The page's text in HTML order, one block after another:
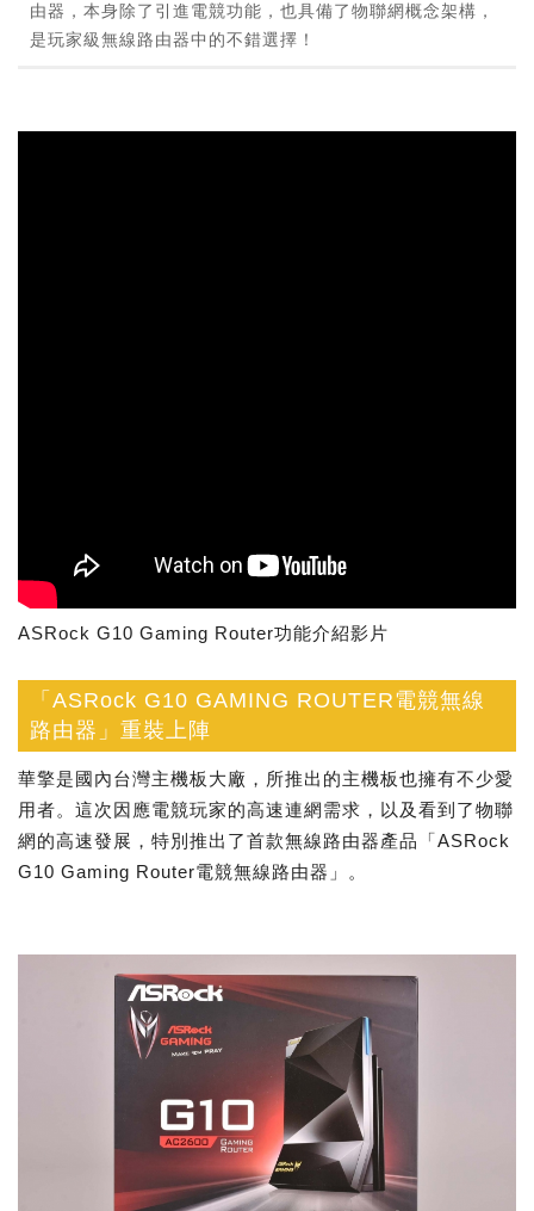
由器，本身除了引進電競功能，也具備了物聯網概念架構，
是玩家級無線路由器中的不錯選擇！
ASRock G10 Gaming Router功能介紹影片
「ASRock G10 GAMING ROUTER電競無線
路由器」重裝上陣
華擎是國內台灣主機板大廠，所推出的主機板也擁有不少愛
用者。這次因應電競玩家的高速連網需求，以及看到了物聯
網的高速發展，特別推出了首款無線路由器產品「ASRock
G10 Gaming Router電競無線路由器」。